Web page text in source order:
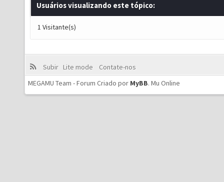
Usuários visualizando este tópico:
1 Visitante(s)
Subir Lite mode
Contate-nos
MEGAMU Team - Forum Criado por MyBB. Mu Online